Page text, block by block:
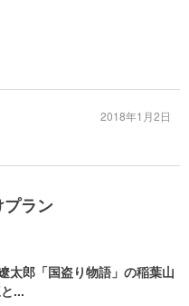
2018年1月2日
ラン
太郎「国盗り物語」の稲葉山
...